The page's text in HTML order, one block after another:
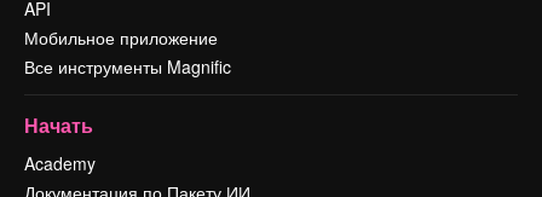
API
Мобильное приложение
Все инструменты Magnific
Начать
Academy
Документация по Пакету ИИ